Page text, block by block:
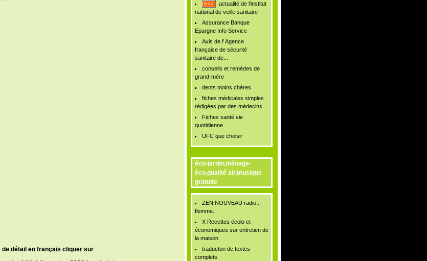
actualité de l'institut
national de veille sanitaire
Assurance Banque
Epargne Info Service
Avis de l' Agence
française de sécurité
sanitaire de...
conseils et remèdes de
grand-mère
dents moins chères
fiches médicales simples
rédigées par des médecins
Fiches santé vie
quotidienne
UFC que choisir
éco-jardin,ménage-
éco,qualité air,musique
gratuite
ZEN NOUVEAU radio...
flemme..
X Recettes écolo et
économiques sur entretien de
la maison
traducton de textes
complets
de détail en français cliquer sur